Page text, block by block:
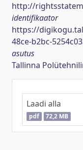
http://
identifikaator
https://
48ce-b2bc-
asutus
Tallinna
Laadi alla
pdf 72,2 MB